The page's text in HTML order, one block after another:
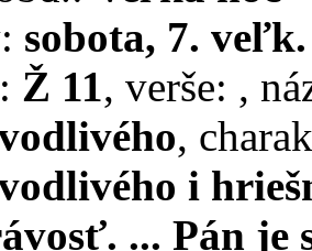
sobota, 7.
Ž 11, verše: ,
,
i
... Pán